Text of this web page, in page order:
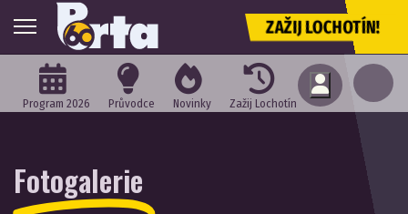
ZAŽIJ LOCHOTÍN!
Program 2026 Průvodce Novinky Zažij Lochotín
Fotogalerie